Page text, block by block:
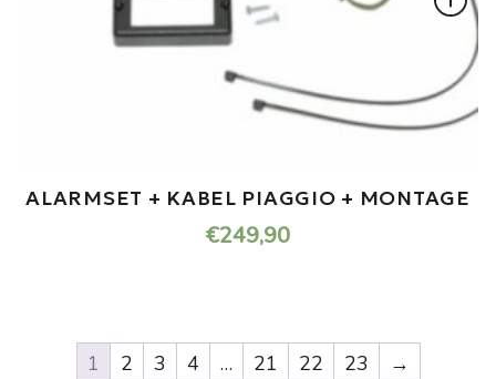
ALARMSET + KABEL PIAGGIO + MONTAGE
€249,90
1 2 3 4 … 21 22 23 →